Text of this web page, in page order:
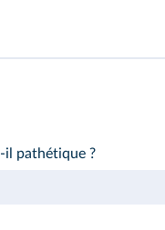
pathétique ?